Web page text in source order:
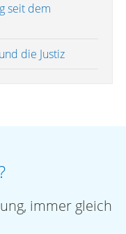
seit dem
die Justiz
immer gleich